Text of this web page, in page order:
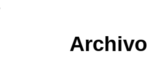
Archivo